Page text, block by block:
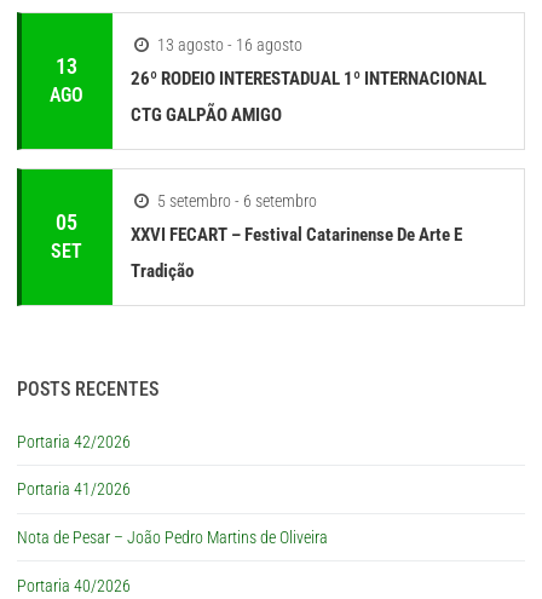
13
AGO
13 agosto - 16 agosto
26º RODEIO INTERESTADUAL 1º INTERNACIONAL
CTG GALPÃO AMIGO
05
SET
5 setembro - 6 setembro
XXVI FECART – Festival Catarinense De Arte E
Tradição
POSTS RECENTES
Portaria 42/2026
Portaria 41/2026
Nota de Pesar – João Pedro Martins de Oliveira
Portaria 40/2026